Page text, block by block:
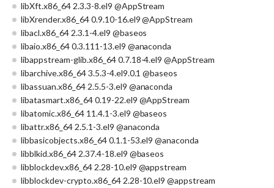
libXft.x86_64 2.3.3-8.el9 @AppStream
libXrender.x86_64 0.9.10-16.el9 @AppStream
libacl.x86_64 2.3.1-4.el9 @baseos
libaio.x86_64 0.3.111-13.el9 @anaconda
libappstream-glib.x86_64 0.7.18-4.el9 @AppStream
libarchive.x86_64 3.5.3-4.el9.0.1 @baseos
libassuan.x86_64 2.5.5-3.el9 @anaconda
libatasmart.x86_64 0.19-22.el9 @AppStream
libatomic.x86_64 11.4.1-3.el9 @baseos
libattr.x86_64 2.5.1-3.el9 @anaconda
libbasicobjects.x86_64 0.1.1-53.el9 @anaconda
libblkid.x86_64 2.37.4-18.el9 @baseos
libblockdev.x86_64 2.28-10.el9 @appstream
libblockdev-crypto.x86_64 2.28-10.el9 @appstream